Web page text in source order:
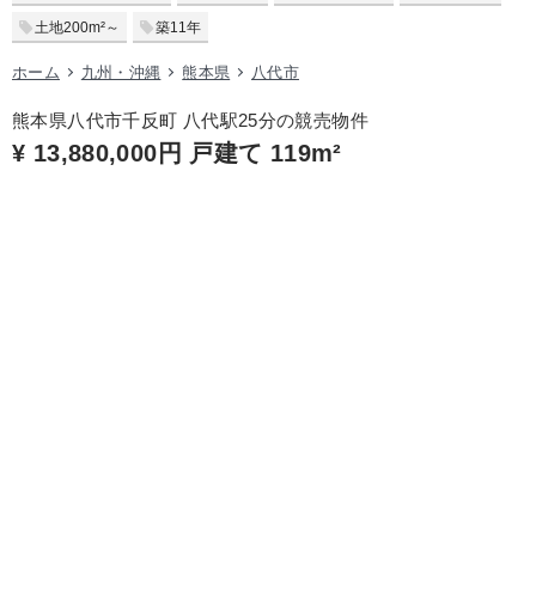
土地200m²～ 築11年
ホーム 九州・沖縄 熊本県 八代市
熊本県八代市千反町 八代駅25分の競売物件
¥ 13,880,000円 戸建て 119m²